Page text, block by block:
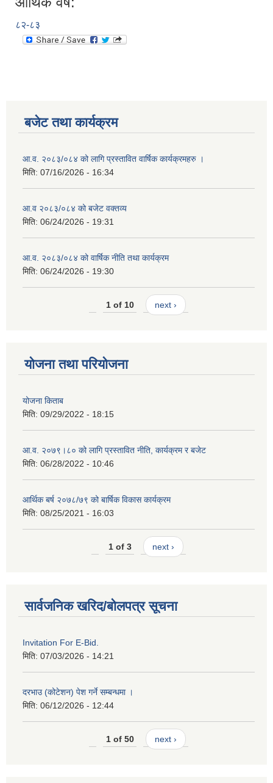
८२-८३
बजेट तथा कार्यक्रम
आ.व. २०८३/०८४ को लागि प्रस्तावित वार्षिक कार्यक्रमहरु ।
मिति: 07/16/2026 - 16:34
आ.व २०८३/०८४ को बजेट वक्तव्य
मिति: 06/24/2026 - 19:31
आ.व. २०८३/०८४ को वार्षिक नीति तथा कार्यक्रम
मिति: 06/24/2026 - 19:30
1 of 10 next ›
योजना तथा परियोजना
योजना किताब
मिति: 09/29/2022 - 18:15
आ.व. २०७९।८० को लागि प्रस्तावित नीति, कार्यक्रम र बजेट
मिति: 06/28/2022 - 10:46
आर्थिक बर्ष २०७८/७९ को बार्षिक विकास कार्यक्रम
मिति: 08/25/2021 - 16:03
1 of 3 next ›
सार्वजनिक खरिद/बोलपत्र सूचना
Invitation For E-Bid.
मिति: 07/03/2026 - 14:21
दरभाउ (कोटेशन) पेश गर्ने सम्बन्धमा ।
मिति: 06/12/2026 - 12:44
1 of 50 next ›